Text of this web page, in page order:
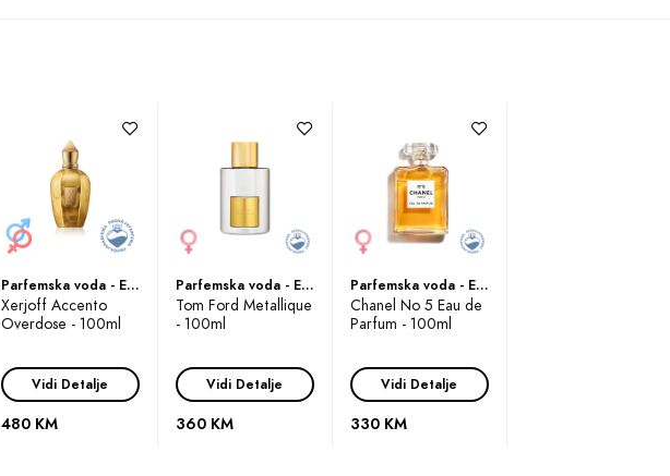
osobu koja ga nosi.
Byredo Blanche, sa svojom prekrasnom bočicom od 100 ml, idealan je za žene koje
stranu. Ovaj parfem nije samo miris, već pravo umjetničko djelo koje donosi osjećaj
Pustite da se svijet oduševi vašim mirisom. Byredo Blanche je pravi izbor za dame
Pol: Ovaj proizvod jeza žene
Parfemska voda - Eau de Parfum (EDP)
Xerjoff Accento
Overdose - 100ml
Vidi Detalje
480 KM
Parfemska voda - Eau de Parfum (EDP)
Tom Ford Metallique
- 100ml
Vidi Detalje
360 KM
Parfemska voda - Eau de Parfum (EDP)
Chanel No 5 Eau de
Parfum - 100ml
Vidi Detalje
330 KM